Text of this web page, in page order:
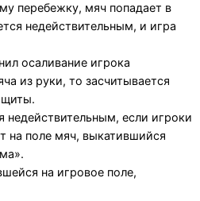
перебежку, мяч попадает в
недействительным, и игра
осаливание игрока
из руки, то засчитывается
недействительным, если игроки
на поле мяч, выкатившийся
на игровое поле,